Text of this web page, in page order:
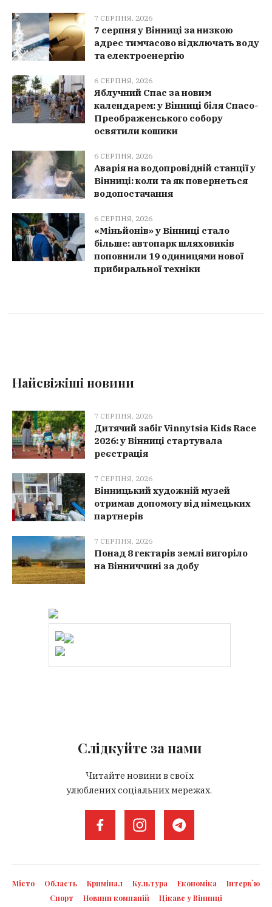
7 СЕРПНЯ, 2026
7 серпня у Вінниці за низкою
адрес тимчасово відключать воду
та електроенергію
6 СЕРПНЯ, 2026
Яблучний Спас за новим
календарем: у Вінниці біля Спасо-
Преображенського собору
освятили кошики
6 СЕРПНЯ, 2026
Аварія на водопровідній станції у
Вінниці: коли та як повернеться
водопостачання
6 СЕРПНЯ, 2026
«Міньйонів» у Вінниці стало
більше: автопарк шляховиків
поповнили 19 одиницями нової
прибиральної техніки
Найсвіжіші новини
7 СЕРПНЯ, 2026
Дитячий забіг Vinnytsia Kids Race
2026: у Вінниці стартувала
реєстрація
7 СЕРПНЯ, 2026
Вінницький художній музей
отримав допомогу від німецьких
партнерів
7 СЕРПНЯ, 2026
Понад 8 гектарів землі вигоріло
на Вінниччині за добу
Слідкуйте за нами
Читайте новини в своїх
улюблених соціальних мережах.
Місто Область Кримінал Культура Економіка
Інтерв`ю
Спорт
Новини компаній Цікаве у Вінниці